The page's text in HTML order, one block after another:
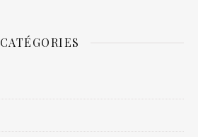
CATÉGORIES